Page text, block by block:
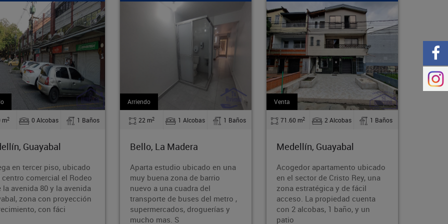
m 1 Alcobas 1 Baños
La Madera
estudio ubicado en una
buena zona de barrio
a una cuadra del
de buses del metro ,
droguerías y
Venta
71.60 m 2 Alcobas 1 Baños
Medellín, Guayabal
Acogedor apartamento ubicado
en el sector de Cristo Rey, una
zona estratégica y de fácil
acceso. La propiedad cuenta
con 2 alcobas, 1 baño, y un
patio
Arriendo
110 m 4 Alcobas 2 Baños
Medellín, Guayabal
Alquila esta cómoda y
espaciosa casa en el acogedor
barrio Rodeo Norte de Medellín.
Con 110 m², 4 dormitorios,
parqueadero y acceso a
transporte públi